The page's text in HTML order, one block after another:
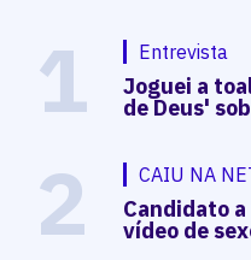
1 Entrevista
Joguei a
de Deus'
2 CAIU NA
Candidato
vídeo de